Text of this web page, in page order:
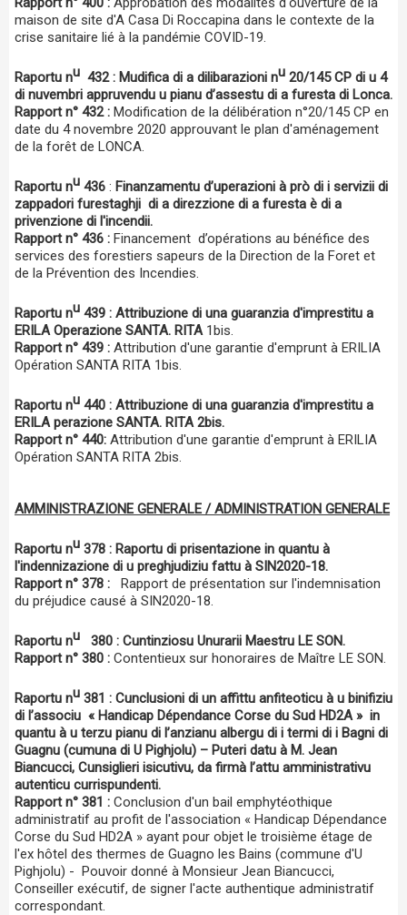
maison de site d'A Casa Di Roccapina dans le contexte de la
crise sanitaire lié à la pandémie COVID-19.
Raportu nu 432 : Mudifica di a dilibarazioni nu 20/145 CP di u 4
di nuvembri appruvendu u pianu d’assestu di a furesta di Lonca.
Rapport n° 432 : Modification de la délibération n°20/145 CP en
date du 4 novembre 2020 approuvant le plan d'aménagement
de la forêt de LONCA.
Raportu nu 436 : Finanzamentu d’uperazioni à prò di i servizii di
zappadori furestaghji di a direzzione di a furesta è di a
privenzione di l'incendii.
Rapport n° 436 : Financement d’opérations au bénéfice des
services des forestiers sapeurs de la Direction de la Foret et
de la Prévention des Incendies.
Raportu nu 439 : Attribuzione di una guaranzia d'imprestitu a
ERILA Operazione SANTA. RITA1bis.
Rapport n° 439 : Attribution d'une garantie d'emprunt à ERILIA
Opération SANTA RITA 1bis.
Raportu nu 440 : Attribuzione di una guaranzia d'imprestitu a
ERILA perazione SANTA. RITA 2bis.
Rapport n° 440: Attribution d'une garantie d'emprunt à ERILIA
Opération SANTA RITA 2bis.
AMMINISTRAZIONE GENERALE / ADMINISTRATION GENERALE
Raportu nu 378 : Raportu di prisentazione in quantu à
l'indennizazione di u preghjudiziu fattu à SIN2020-18.
Rapport n° 378 :
Rapport de présentation sur l'indemnisation
du préjudice causé à SIN2020-18.
Raportu nu
380 : Cuntinziosu Unurarii Maestru LE SON.
Rapport n° 380 : Contentieux sur honoraires de Maître LE SON.
Raportu nu 381 : Cunclusioni di un affittu anfiteoticu à u binifiziu
di l’associu « Handicap Dépendance Corse du Sud HD2A » in
quantu à u terzu pianu di l’anzianu albergu di i termi di i Bagni di
Guagnu (cumuna di U Pighjolu) – Puteri datu à M. Jean
Biancucci, Cunsiglieri isicutivu, da firmà l’attu amministrativu
autenticu currispundenti.
Rapport n° 381 : Conclusion d'un bail emphytéothique
administratif au profit de l'association « Handicap Dépendance
Corse du Sud HD2A » ayant pour objet le troisième étage de
l'ex hôtel des thermes de Guagno les Bains (commune d'U
Pighjolu) - Pouvoir donné à Monsieur Jean Biancucci,
Conseiller exécutif, de signer l'acte authentique administratif
correspondant.